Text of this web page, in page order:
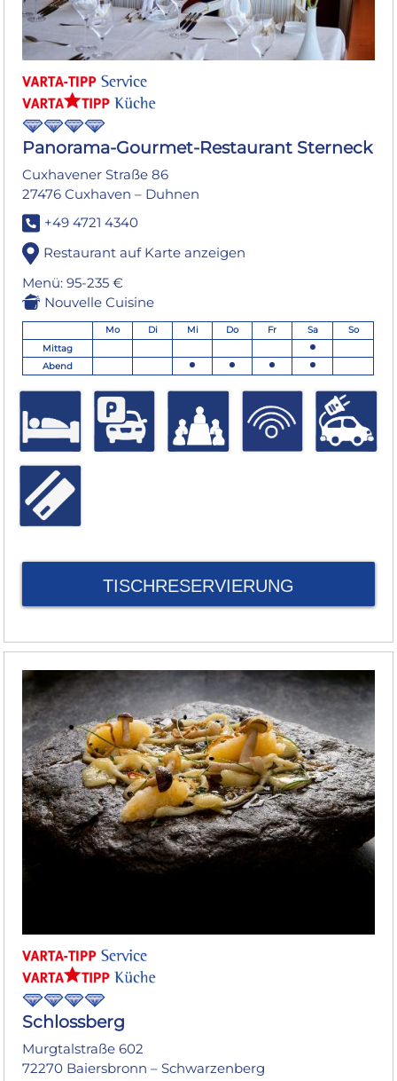
Panorama-Gourmet-Restaurant Sterneck
Cuxhavener Straße 86
27476 Cuxhaven – Duhnen
+49 4721 4340
Restaurant auf Karte anzeigen
Menü: 95-235 €
Nouvelle Cuisine
Mo Di Mi Do Fr Sa
So
Mittag
Abend
TISCHRESERVIERUNG
Schlossberg
Murgtalstraße 602
72270 Baiersbronn – Schwarzenberg